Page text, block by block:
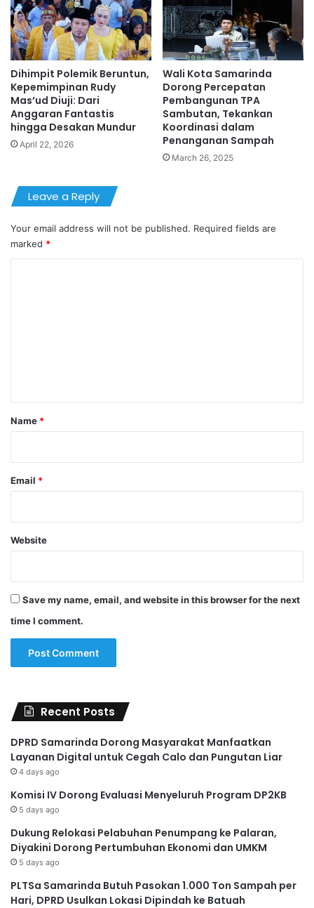
Dihimpit Polemik Beruntun,
Kepemimpinan Rudy
Mas’ud Diuji: Dari
Anggaran Fantastis
hingga Desakan Mundur
April 22, 2026
Wali Kota Samarinda
Dorong Percepatan
Pembangunan TPA
Sambutan, Tekankan
Koordinasi dalam
Penanganan Sampah
March 26, 2025
Leave a Reply
Your email address will not be published. Required fields are
marked *
*
Name *
Email *
Website
Save my name, email, and website in this browser for the next
time I comment.
Recent Posts
DPRD Samarinda Dorong Masyarakat Manfaatkan
Layanan Digital untuk Cegah Calo dan Pungutan Liar
4 days ago
Komisi IV Dorong Evaluasi Menyeluruh Program DP2KB
5 days ago
Dukung Relokasi Pelabuhan Penumpang ke Palaran,
Diyakini Dorong Pertumbuhan Ekonomi dan UMKM
5 days ago
PLTSa Samarinda Butuh Pasokan 1.000 Ton Sampah per
Hari, DPRD Usulkan Lokasi Dipindah ke Batuah